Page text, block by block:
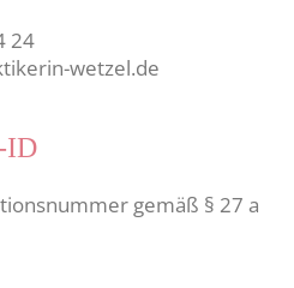
24
wetzel.de
ID
gemäß § 27 a